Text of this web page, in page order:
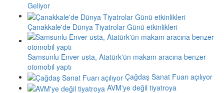
Geliyor
Çanakkale'de Dünya Tiyatrolar Günü etkinlikleri
Samsunlu Enver usta, Atatürk'ün makam aracına benzer
otomobil yaptı
Çağdaş Sanat Fuarı açılıyor
AVM'ye değil tiyatroya